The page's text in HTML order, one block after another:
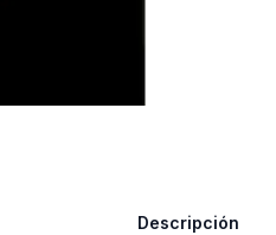
Descripción